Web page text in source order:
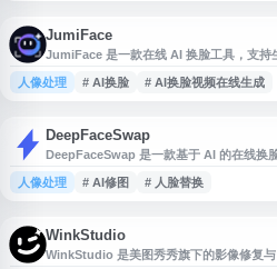
JumiFace
JumiFace 是一款在线 AI 换脸工具，支持
用户可通过上传素材完成视频换脸、图片
制作等操作，适用于娱乐创作、社交分享
人像处理 # AI换脸 # AI换脸视频在线生成
DeepFaceSwap
DeepFaceSwap 是一款基于 AI 的在线换
行人脸替换处理。平台主打写实风格的面
于图片换脸、创意内容制作和头像素材处
人像处理 # AI修图 # 人脸替换
WinkStudio
WinkStudio 是美图秀秀旗下的影像修复